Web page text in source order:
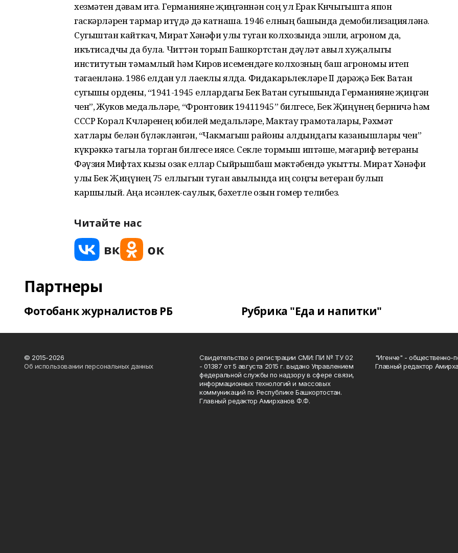
хезмәтен дәвам итә. Германияне җиңгәннән соң ул Ерак Көнчыгышта япон
гаскәрләрен тармар итүдә дә катнаша. 1946 елның башында демобилизацияләнә.
Сугыштан кайткач, Мират Хәнәфи улы туган колхозында эшли, агроном да,
икътисадчы да була. Читтән торып Башкортстан дәүләт авыл хуҗалыгы
институтын тәмамлый һәм Киров исемендәге колхозның баш агрономы итеп
тәгаенләнә. 1986 елдан ул лаеклы ялда. Фидакарьлекләре II дәрәҗә Бөек Ватан
сугышы ордены, “1941-1945 еллардагы Бөек Ватан сугышында Германияне җиңгән
өчен”, Жуков медальләре, “Фронтовик 19411945” билгесе, Бөек Җиңүнең берничә һәм
СССР Корал Көчләренең юбилей медальләре, Мактау грамоталары, Рәхмәт
хатлары белән бүләкләнгән, “Чакмагыш районы алдындагы казанышлары өчен”
күкрәккә тагыла торган билгесе иясе. Сөекле тормыш иптәше, мәгариф ветераны
Фәүзия Мифтах кызы озак еллар Сыйрышбаш мәктәбендә укытты. Мират Хәнәфи
улы Бөек Җиңүнең 75 еллыгын туган авылында иң соңгы ветеран булып
каршылый. Аңа исәнлек-саулык, бәхетле озын гомер телибез.
Читайте нас
Партнеры
Фотобанк журналистов РБ Рубрика "Еда и напитки"
© 2015-2026
Об использовании персональных данных
Свидетельство о регистрации СМИ: ПИ № ТУ 02
- 01387 от 5 августа 2015 г. выдано Управлением
федеральной службы по надзору в сфере связи,
информационных технологий и массовых
коммуникаций по Республике Башкортостан.
Главный редактор Амирханов Ф.Ф.
"Игенче" - общественно-
Главный редактор